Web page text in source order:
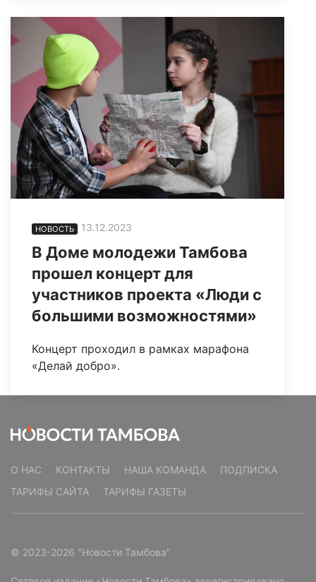
НОВОСТЬ 13.12.2023
В Доме молодежи Тамбова
прошел концерт для
участников проекта «Люди с
большими возможностями»
Концерт проходил в рамках марафона
«Делай добро».
О НАС КОНТАКТЫ НАША КОМАНДА
ПОДПИСКА
ТАРИФЫ САЙТА
ТАРИФЫ ГАЗЕТЫ
© 2023-2026 "Новости Тамбова"